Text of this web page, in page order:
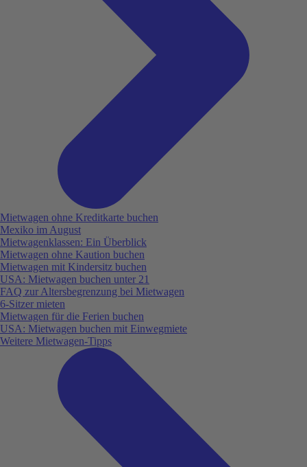
Mietwagen ohne Kreditkarte buchen
Mexiko im August
Mietwagenklassen: Ein Überblick
Mietwagen ohne Kaution buchen
Mietwagen mit Kindersitz buchen
USA: Mietwagen buchen unter 21
FAQ zur Altersbegrenzung bei Mietwagen
6-Sitzer mieten
Mietwagen für die Ferien buchen
USA: Mietwagen buchen mit Einwegmiete
Weitere Mietwagen-Tipps